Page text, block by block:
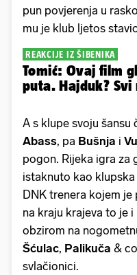
pun povjerenja u
mu je klub ljetos
REAKCIJE IZ ŠIBENIKA
Tomić: Ovaj film
puta. Hajduk? Svi
A s klupe svoju šansu
Abass, pa Bušnja i
pogon. Rijeka igra za
istaknuto kao
DNK trenera kojem je
na kraju krajeva to je
obzirom na
Šćulac, Palikuča &
svlačionici.